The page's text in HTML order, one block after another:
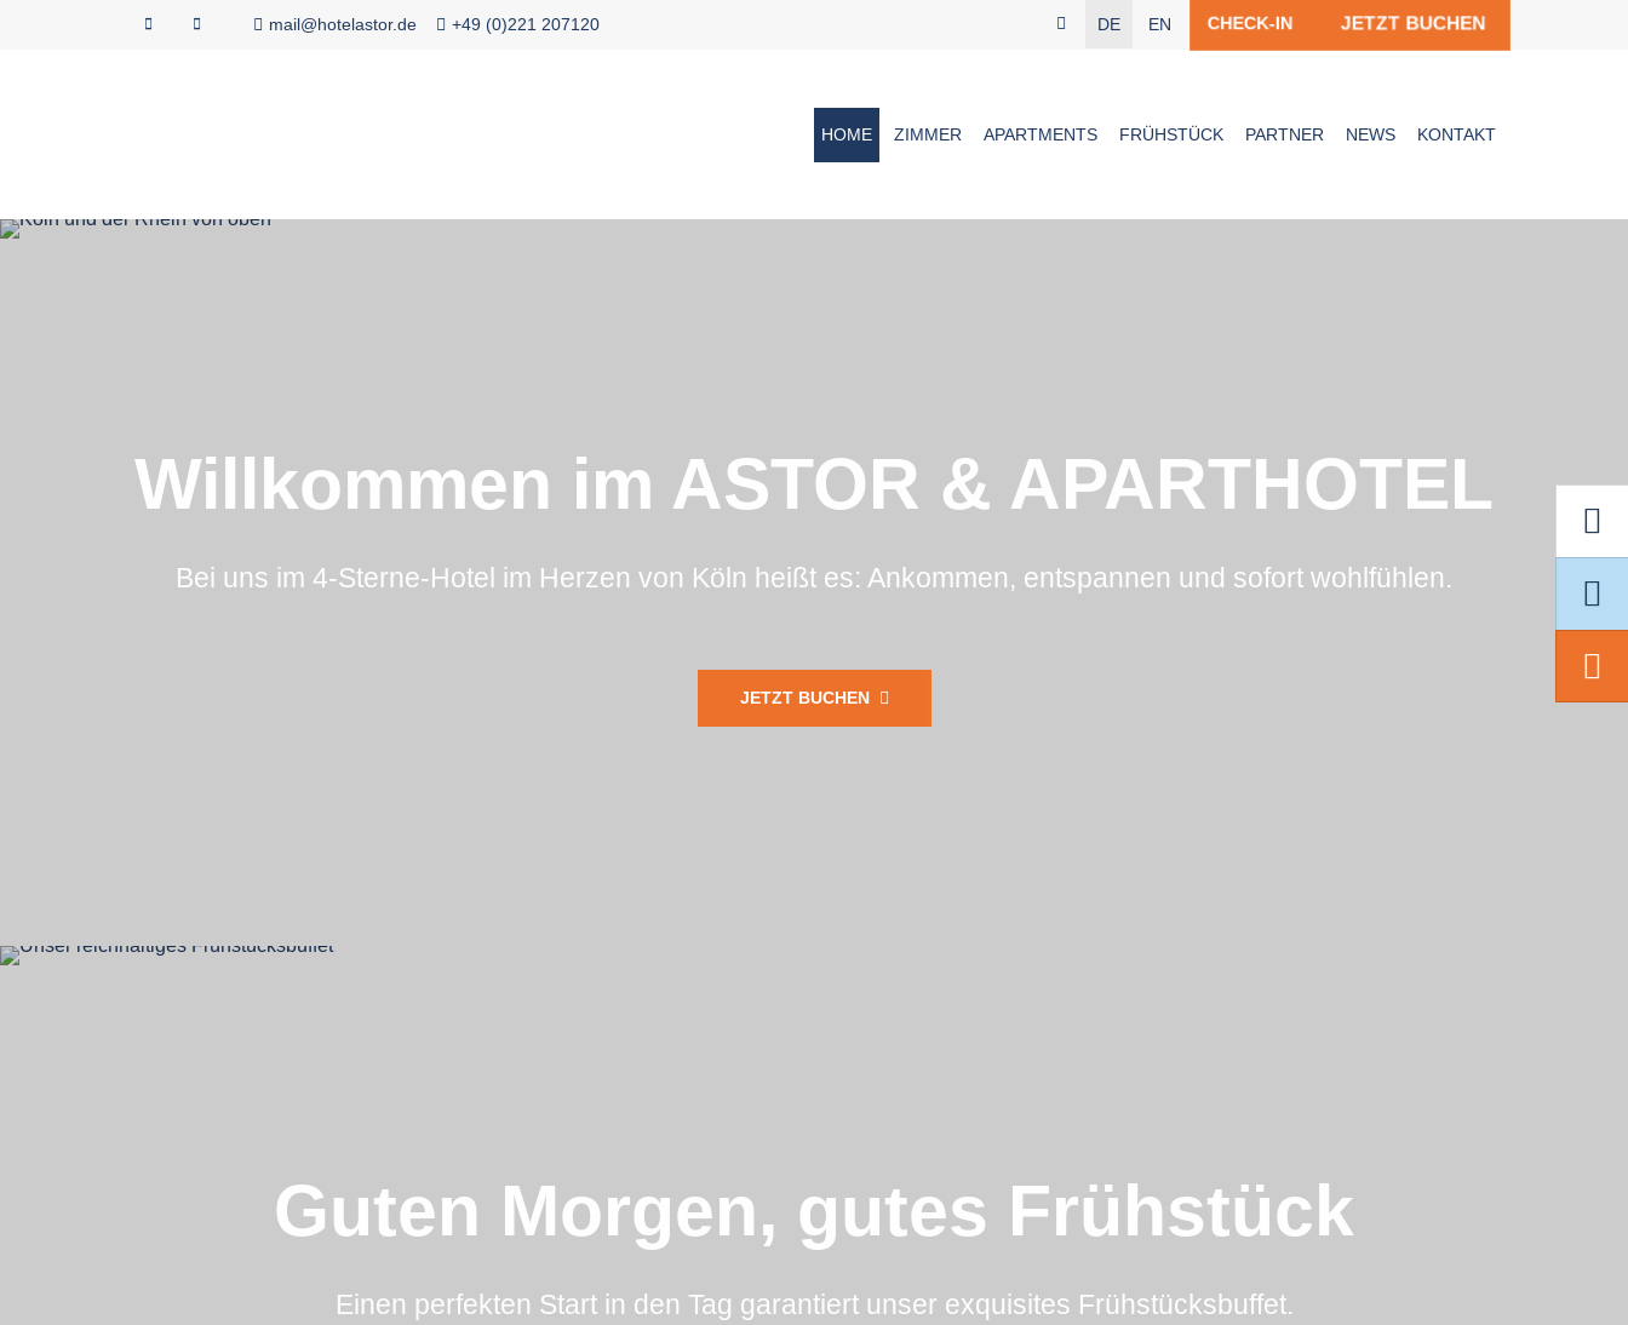
mail@hotelastor.de +49 (0)221 207120 DE EN CHECK-IN JETZT BUCHEN
HOME ZIMMER APARTMENTS FRÜHSTÜCK PARTNER NEWS KONTAKT
Willkommen im ASTOR & APARTHOTEL
Bei uns im 4-Sterne-Hotel im Herzen von Köln heißt es: Ankommen, entspannen und sofort wohlfühlen.
JETZT BUCHEN
Guten Morgen, gutes Frühstück
Einen perfekten Start in den Tag garantiert unser exquisites Frühstücksbuffet.